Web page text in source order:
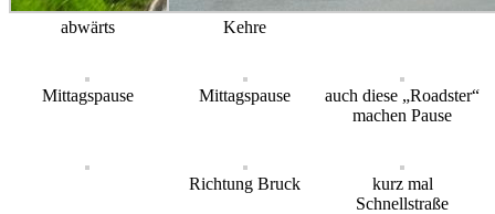
abwärts Kehre
Mittagspause Mittagspause
auch diese „Roadster“
machen Pause
Richtung Bruck
kurz mal
Schnellstraße